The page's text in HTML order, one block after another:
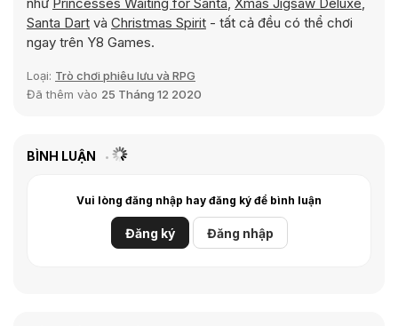
Santa Dart và Christmas Spirit - tất cả đều có thể chơi
ngay trên Y8 Games.
Loại: Trò chơi phiêu lưu và RPG
Đã thêm vào 25 Tháng 12 2020
BÌNH LUẬN
Vui lòng đăng nhập hay đăng ký để bình luận
Đăng ký Đăng nhập